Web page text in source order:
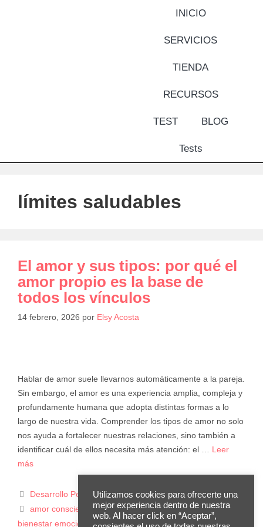
INICIO
SERVICIOS
TIENDA
RECURSOS
TEST BLOG
Tests
límites saludables
El amor y sus tipos: por qué el
amor propio es la base de
todos los vínculos
14 febrero, 2026 por Elsy Acosta
Hablar de amor suele llevarnos automáticamente a la pareja.
Sin embargo, el amor es una experiencia amplia, compleja y
profundamente humana que adopta distintas formas a lo
largo de nuestra vida. Comprender los tipos de amor no solo
nos ayuda a fortalecer nuestras relaciones, sino también a
identificar cuál de ellos necesita más atención: el … Leer
más
Desarrollo Personal
amor consciente
,amor propio,autocuidado,autoestima
bienestar emocional ,crecimiento personal,Cuida Tu Mente
Utilizamos cookies para ofrecerte una
mejor experiencia dentro de nuestra
web. Al hacer click en “Aceptar”,